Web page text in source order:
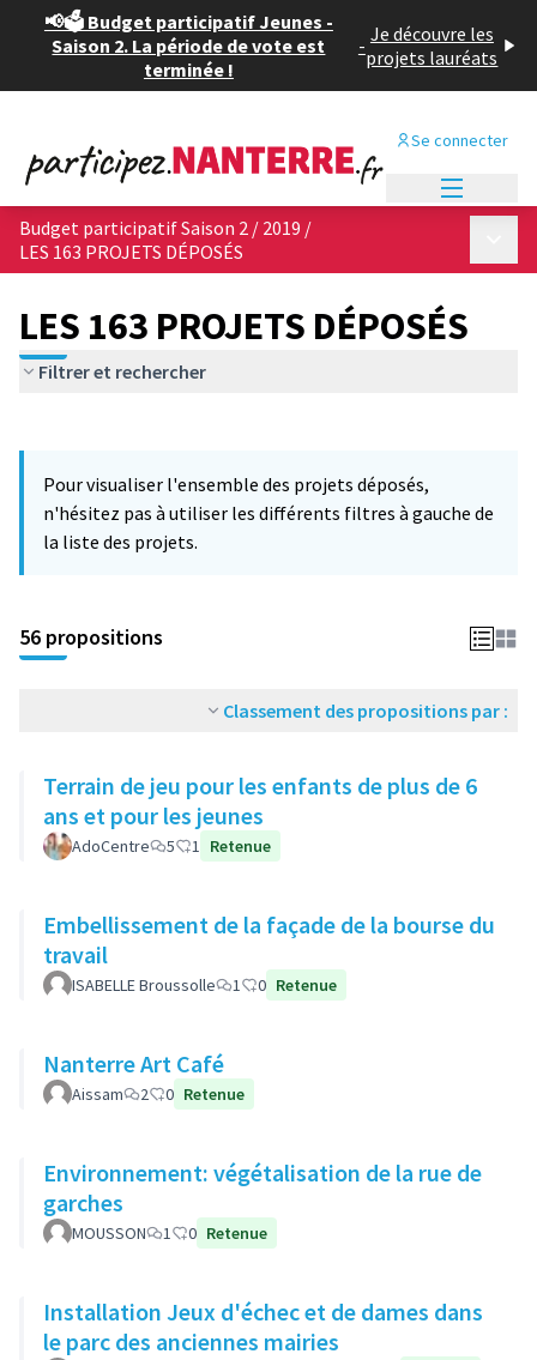
📢🗳️ Budget participatif Jeunes -
Saison 2. La période de vote est
terminée !
- Je découvre les
projets lauréats
Se connecter
Budget participatif Saison 2 / 2019 /
LES 163 PROJETS DÉPOSÉS
LES 163 PROJETS DÉPOSÉS
Filtrer et rechercher
−
Pour visualiser l'ensemble des projets déposés,
n'hésitez pas à utiliser les différents filtres à gauche de
la liste des projets.
56 propositions
Classement des propositions par :
Terrain de jeu pour les enfants de plus de 6
ans et pour les jeunes
AdoCentre 5 1 Retenue
Embellissement de la façade de la bourse du
travail
ISABELLE Broussolle 1 0 Retenue
Nanterre Art Café
Aissam 2 0 Retenue
Environnement: végétalisation de la rue de
garches
MOUSSON 1 0 Retenue
Installation Jeux d'échec et de dames dans
le parc des anciennes mairies